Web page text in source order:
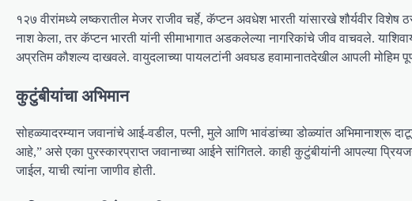
१२७ वीरांमध्ये लष्करातील मेजर राजीव चर्हे, कॅप्टन अवधेश भारती यांसारखे शौर्यवीर
नाश केला, तर कॅप्टन भारती यांनी सीमाभागात अडकलेल्या नागरिकांचे जीव वाचवले.
अप्रतिम कौशल्य दाखवले. वायुदलाच्या पायलटांनी अवघड हवामानातदेखील आपली मोहिम
कुटुंबीयांचा अभिमान
सोहळ्यादरम्यान जवानांचे आई-वडील, पत्नी, मुले आणि भावंडांच्या डोळ्यांत अभिमानाश्रू
आहे,” असे एका पुरस्कारप्राप्त जवानाच्या आईने सांगितले. काही कुटुंबीयांनी आपल्या
जाईल, याची त्यांना जाणीव होती.